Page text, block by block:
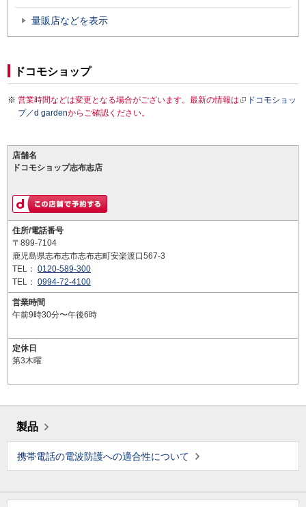
量販店などを表示
ドコモショップ
営業時間などは変更となる場合がございます。最新の情報は
ドコモショッ
プ／d gardenからご確認ください。
店舗名
ドコモショップ志布志店
住所/電話番号
〒899-7104
鹿児島県志布志市志布志町安楽渡口567-3
TEL： 0120-589-300
TEL： 0994-72-4100
営業時間
午前9時30分〜午後6時
定休日
第3木曜
製品
携帯電話の電波防護への適合性について